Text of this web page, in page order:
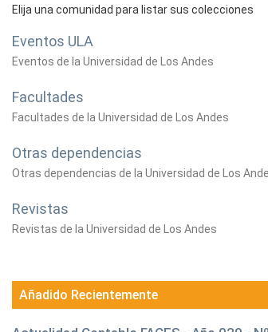
Elija una comunidad para listar sus colecciones
Eventos ULA
Eventos de la Universidad de Los Andes
Facultades
Facultades de la Universidad de Los Andes
Otras dependencias
Otras dependencias de la Universidad de Los
Revistas
Revistas de la Universidad de Los Andes
Añadido Recientemente